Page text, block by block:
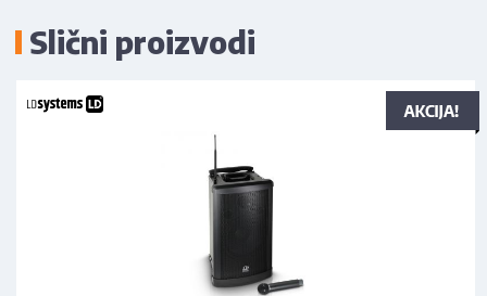
Slični proizvodi